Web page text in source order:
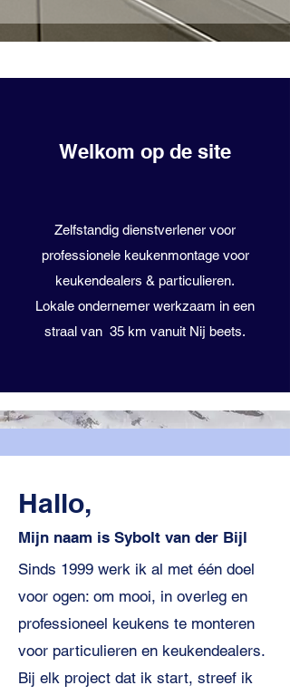
Welkom op de site
Zelfstandig dienstverlener voor
professionele keukenmontage voor
keukendealers & particulieren.
Lokale ondernemer werkzaam in een
straal van 35 km vanuit Nij beets.
Hallo,
Mijn naam is Sybolt van der Bijl
Sinds 1999 werk ik al met één doel
voor ogen: om mooi, in overleg en
professioneel keukens te monteren
voor particulieren en keukendealers.
Bij elk project dat ik start, streef ik